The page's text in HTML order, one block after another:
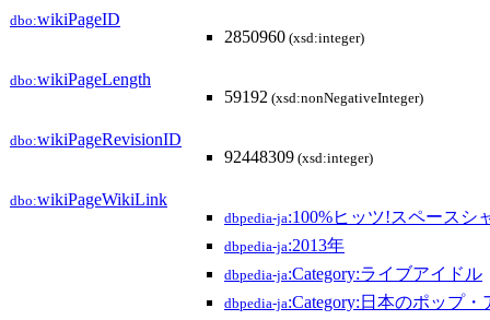
dbo:wikiPageID
2850960 (xsd:integer)
dbo:wikiPageLength
59192 (xsd:nonNegativeInteger)
dbo:wikiPageRevisionID
92448309 (xsd:integer)
dbo:wikiPageWikiLink
dbpedia-ja:100%ヒッツ!スペースシ
dbpedia-ja:2013年
dbpedia-ja:Category:ライブアイドル
dbpedia-ja:Category:日本のポップ